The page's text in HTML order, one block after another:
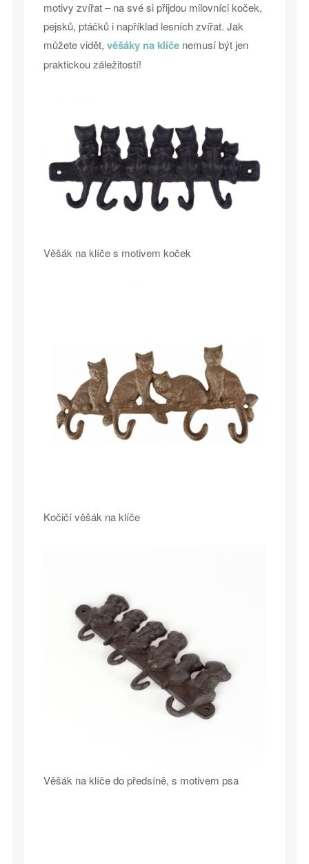
motivy zvířat – na své si přijdou milovníci koček,
pejsků, ptáčků i například lesních zvířat. Jak
můžete vidět, věšáky na klíčenemusí být jen
praktickou záležitostí!
Věšák na klíče s motivem koček
Kočičí věšák na klíče
Věšák na klíče do předsíně, s motivem psa